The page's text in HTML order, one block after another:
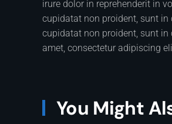
irure dolor in reprehenderit in
cupidatat non proident, sunt
cupidatat non proident, sunt
amet, consectetur adipiscing
You Might